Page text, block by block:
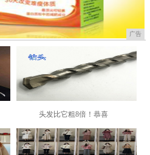
广告
头发比它粗8倍！恭喜